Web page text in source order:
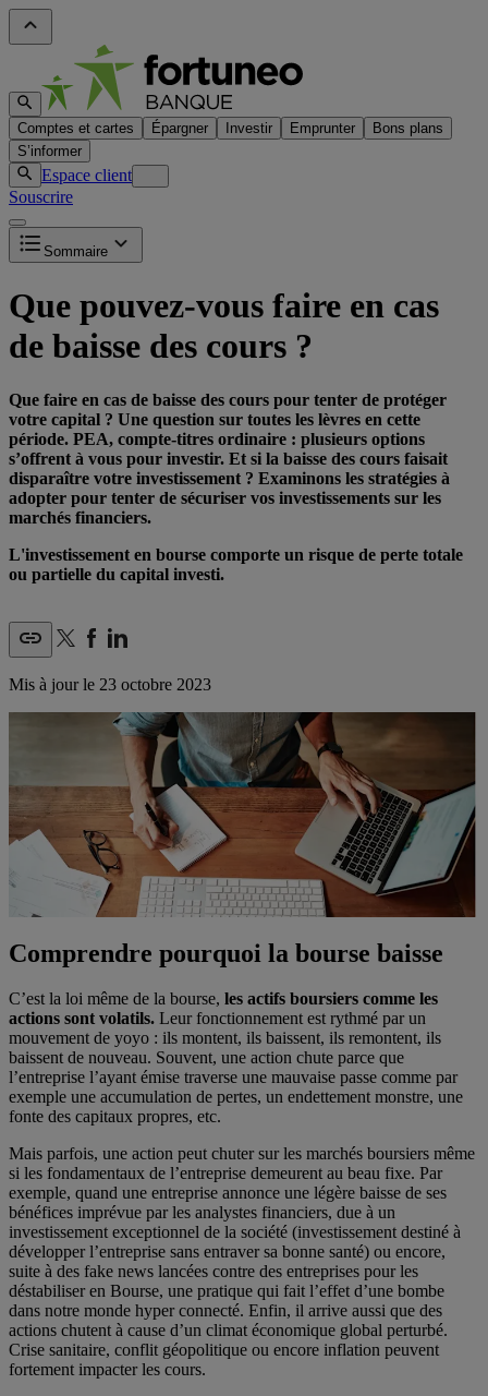
Comptes et cartes Épargner Investir Emprunter
Bons plans
S’informer
Espace client
Souscrire
Sommaire
Que pouvez-vous faire en cas
de baisse des cours ?
Que faire en cas de baisse des cours pour tenter de protéger
votre capital ? Une question sur toutes les lèvres en cette
période. PEA, compte-titres ordinaire : plusieurs options
s’offrent à vous pour investir. Et si la baisse des cours faisait
disparaître votre investissement ? Examinons les stratégies à
adopter pour tenter de sécuriser vos investissements sur les
marchés financiers.
L'investissement en bourse comporte un risque de perte totale
ou partielle du capital investi.
Mis à jour le 23 octobre 2023
Comprendre pourquoi la bourse baisse
C’est la loi même de la bourse, les actifs boursiers comme les
actions sont volatils. Leur fonctionnement est rythmé par un
mouvement de yoyo : ils montent, ils baissent, ils remontent, ils
baissent de nouveau. Souvent, une action chute parce que
l’entreprise l’ayant émise traverse une mauvaise passe comme par
exemple une accumulation de pertes, un endettement monstre, une
fonte des capitaux propres, etc.
Mais parfois, une action peut chuter sur les marchés boursiers même
si les fondamentaux de l’entreprise demeurent au beau fixe. Par
exemple, quand une entreprise annonce une légère baisse de ses
bénéfices imprévue par les analystes financiers, due à un
investissement exceptionnel de la société (investissement destiné à
développer l’entreprise sans entraver sa bonne santé) ou encore,
suite à des fake news lancées contre des entreprises pour les
déstabiliser en Bourse, une pratique qui fait l’effet d’une bombe
dans notre monde hyper connecté. Enfin, il arrive aussi que des
actions chutent à cause d’un climat économique global perturbé.
Crise sanitaire, conflit géopolitique ou encore inflation peuvent
fortement impacter les cours.